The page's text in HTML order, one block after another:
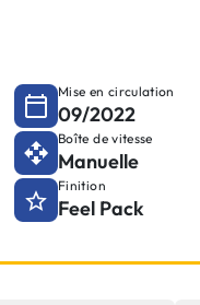
Mise en circulation
09/2022
Boîte de vitesse
Manuelle
Finition
Feel Pack